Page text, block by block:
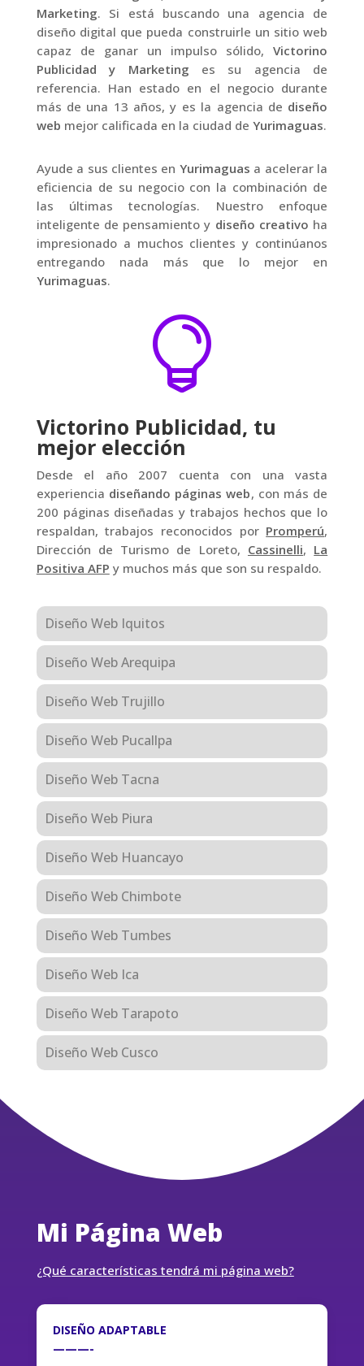
Marketing. Si está buscando una agencia de
diseño digital que pueda construirle un sitio web
capaz de ganar un impulso sólido,Victorino
Publicidad y Marketing es su agencia de
referencia. Han estado en el negocio durante
más de una 13 años, y es la agencia de diseño
web mejor calificada en la ciudad de Yurimaguas.
Ayude a sus clientes en Yurimaguas a acelerar la
eficiencia de su negocio con la combinación de
las últimas tecnologías. Nuestro enfoque
inteligente de pensamiento y diseño creativo ha
impresionado a muchos clientes y continúanos
entregando nada más que lo mejor en
Yurimaguas.

Victorino Publicidad, tu
mejor elección
Desde el año 2007 cuenta con una vasta
experiencia diseñando páginas web, con más de
200 páginas diseñadas y trabajos hechos que lo
respaldan, trabajos reconocidos por Promperú,
Dirección de Turismo de Loreto, Cassinelli, La
Positiva AFP y muchos más que son su respaldo.
Diseño Web Iquitos
Diseño Web Arequipa
Diseño Web Trujillo
Diseño Web Pucallpa
Diseño Web Tacna
Diseño Web Piura
Diseño Web Huancayo
Diseño Web Chimbote
Diseño Web Tumbes
Diseño Web Ica
Diseño Web Tarapoto
Diseño Web Cusco
Mi Página Web
¿Qué características tendrá mi página web?
DISEÑO ADAPTABLE
———-